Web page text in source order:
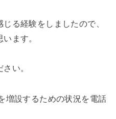
る経験をしましたので、
ます。
い。
増設するための状況を電話